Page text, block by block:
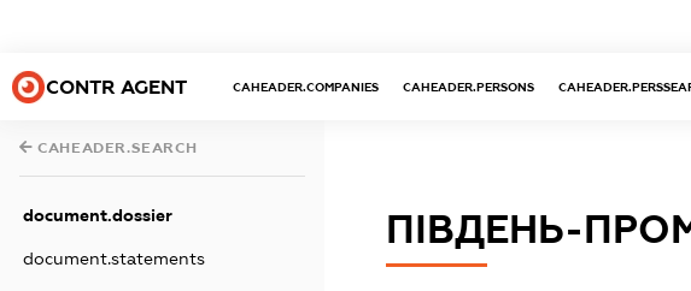
CONTR AGENT CAHEADER.COMPANIES CAHEADER.PERSONS
CAHEADER.SEARCH
document.dossier
document.statements
ПІВДЕНЬ-